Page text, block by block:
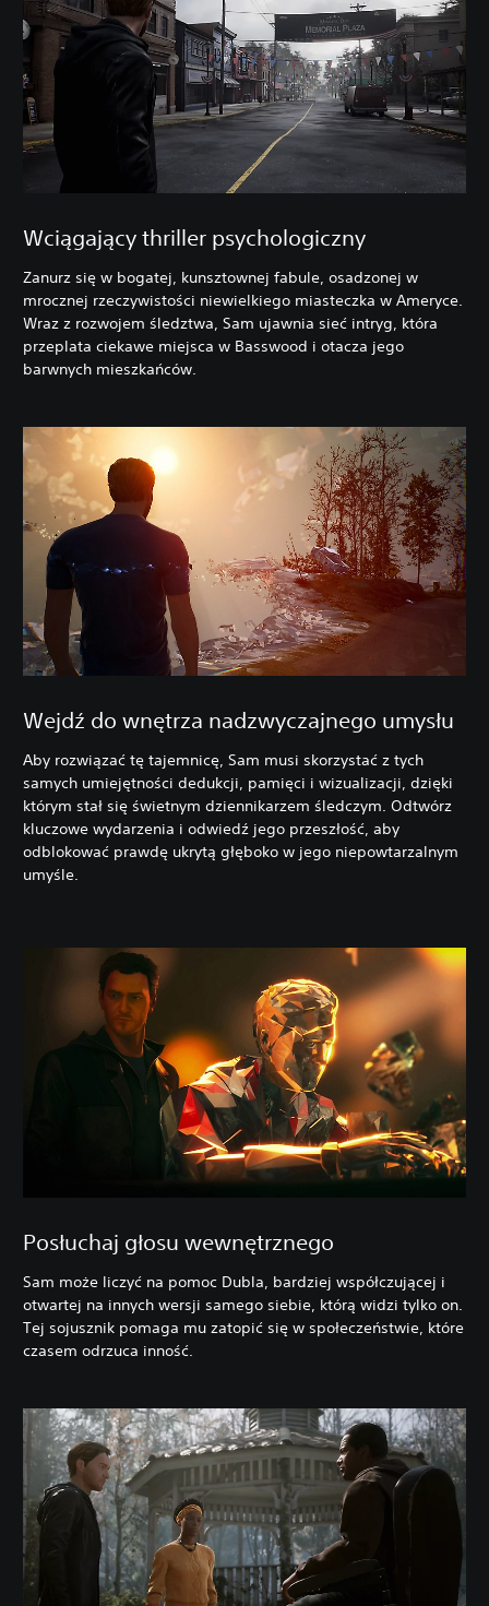
Wciągający thriller psychologiczny
Zanurz się w bogatej, kunsztownej fabule, osadzonej w
mrocznej rzeczywistości niewielkiego miasteczka w Ameryce.
Wraz z rozwojem śledztwa, Sam ujawnia sieć intryg, która
przeplata ciekawe miejsca w Basswood i otacza jego
barwnych mieszkańców.
Wejdź do wnętrza nadzwyczajnego umysłu
Aby rozwiązać tę tajemnicę, Sam musi skorzystać z tych
samych umiejętności dedukcji, pamięci i wizualizacji, dzięki
którym stał się świetnym dziennikarzem śledczym. Odtwórz
kluczowe wydarzenia i odwiedź jego przeszłość, aby
odblokować prawdę ukrytą głęboko w jego niepowtarzalnym
umyśle.
Posłuchaj głosu wewnętrznego
Sam może liczyć na pomoc Dubla, bardziej współczującej i
otwartej na innych wersji samego siebie, którą widzi tylko on.
Tej sojusznik pomaga mu zatopić się w społeczeństwie, które
czasem odrzuca inność.